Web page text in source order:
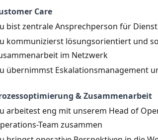
Care
bist zentrale Ansprechperson für
kommunizierst lösungsorientiert und
im Netzwerk
übernimmst Eskalationsmanagement
& Zusammenarbeit
arbeitest eng mit unserem Head of
Team zusammen